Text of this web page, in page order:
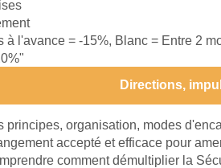
à l'avance = -15%, Blanc = Entre 2
Directions,
principes, organisation, modes
accepté et efficace pour
comment démultiplier la